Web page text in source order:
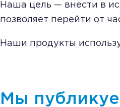
Наша цель — внести в
позволяет перейти от
Наши продукты
Мы